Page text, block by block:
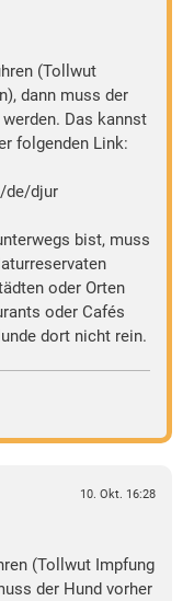
(Tollwut
dann muss der
Das kannst
folgenden Link:
de/djur
bist, muss
oder Orten
oder Cafés
dort nicht rein.
10. Okt. 16:28
(Tollwut Impfung
der Hund vorher